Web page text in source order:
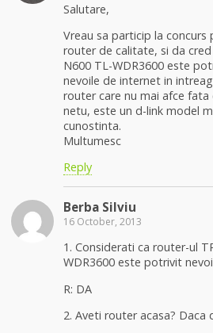
Salutare,
Vreau sa particip la concurs
router de calitate, si da
N600 TL-WDR3600 este
nevoile de internet in
router care nu mai afce fata
netu, este un d-link model
cunostinta.
Multumesc
Reply
Berba Silviu
16 October, 2013
1. Considerati ca router-ul
WDR3600 este potrivit
R: DA
2. Aveti router acasa? Daca